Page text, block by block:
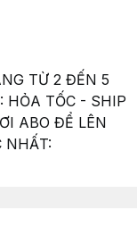
TỪ 2 ĐẾN 5
HỎA TỐC - SHIP
ABO ĐỂ LÊN
NHẤT: